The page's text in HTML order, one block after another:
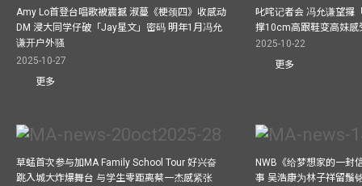
Amy Lo首登台唱歌被震撼 淑蔓《梗颈四》收感动
DM 浸大同学仔破「Jay星文」密码 明年1月冯允
谦开户外骚
2025-10-27
更多
叱咤记者会 冯允谦望攞
撑10cm高跟鞋变高妹感
2025-10-22
更多
草蜢首次参与加MA Family School Tour 好兴奋
跳入城大炸爆舞台 与学生零距离蔡一杰感紧张
NWB《给梦想家的一封
事 吴浩康为林子祥留鬚